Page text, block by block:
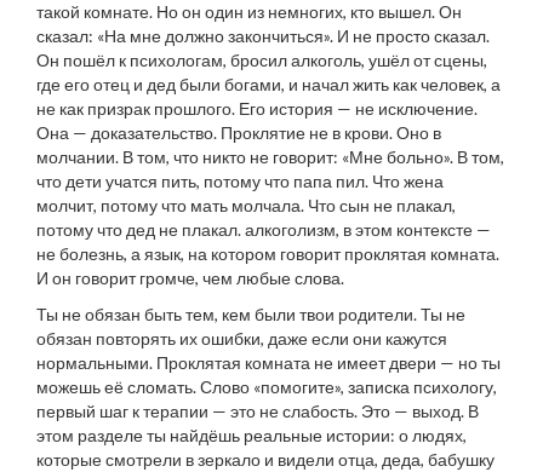
такой комнате. Но он один из немногих, кто вышел. Он
сказал: «На мне должно закончиться». И не просто сказал.
Он пошёл к психологам, бросил алкоголь, ушёл от сцены,
где его отец и дед были богами, и начал жить как человек, а
не как призрак прошлого. Его история — не исключение.
Она — доказательство. Проклятие не в крови. Оно в
молчании. В том, что никто не говорит: «Мне больно». В том,
что дети учатся пить, потому что папа пил. Что жена
молчит, потому что мать молчала. Что сын не плакал,
потому что дед не плакал.алкоголизм, в этом контексте —
не болезнь, а язык, на котором говорит проклятая комната.
И он говорит громче, чем любые слова.
Ты не обязан быть тем, кем были твои родители. Ты не
обязан повторять их ошибки, даже если они кажутся
нормальными. Проклятая комната не имеет двери — но ты
можешь её сломать. Слово «помогите», записка психологу,
первый шаг к терапии — это не слабость. Это — выход. В
этом разделе ты найдёшь реальные истории: о людях,
которые смотрели в зеркало и видели отца, деда, бабушку